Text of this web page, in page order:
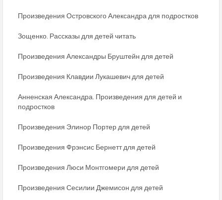
Произведения Островского Александра для подростков
Зощенко. Рассказы для детей читать
Произведения Александры Бруштейн для детей
Произведения Клавдии Лукашевич для детей
Анненская Александра. Произведения для детей и
подростков
Произведения Элинор Портер для детей
Произведения Фрэнсис Бернетт для детей
Произведения Люси Монтгомери для детей
Произведения Сесилии Джемисон для детей